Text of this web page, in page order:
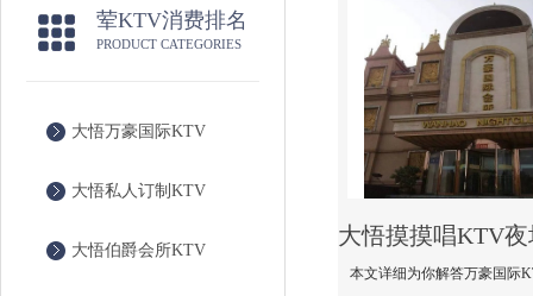
荤KTV消费排名
PRODUCT CATEGORIES
大悟万豪国际KTV
大悟私人订制KTV
大悟伯爵会所KTV